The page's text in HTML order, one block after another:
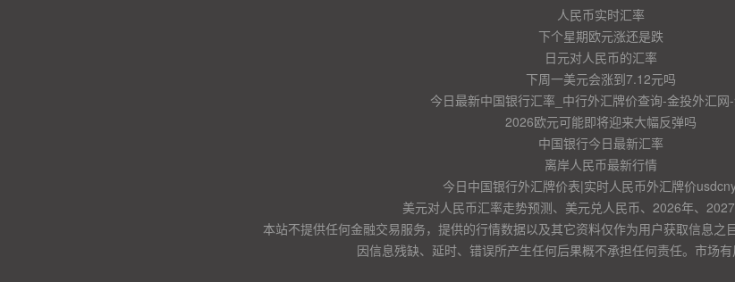
人民币实时汇率
下个星期欧元涨还是跌
日元对人民币的汇率
下周一美元会涨到7.12元吗
今日最新中国银行汇率_中行外汇牌价查询-金投外汇网
2026欧元可能即将迎来大幅反弹吗
中国银行今日最新汇率
离岸人民币最新行情
今日中国银行外汇牌价表|实时人民币外汇牌价
美元对人民币汇率走势预测、美元兑人民币、2026年、
本站不提供任何金融交易服务，提供的行情数据以及其它资料仅作为用户获取信息之
因信息残缺、延时、错误所产生任何后果概不承担任何责任。市场有